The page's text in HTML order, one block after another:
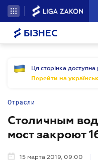
БІЗНЕС
Ця сторінка
Перейти на
Отрасли
Столичным
мост закроют
15 марта 2019, 09:00